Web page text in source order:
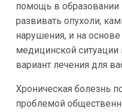
помощь в образовании
развивать опухоли,
нарушения, и на
медицинской
вариант лечения для
Хроническая болезнь
проблемой